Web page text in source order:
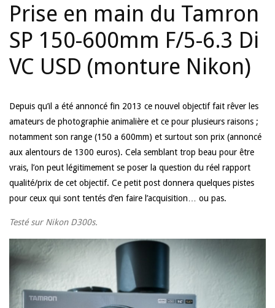
Prise en main du Tamron
SP 150-600mm F/5-6.3 Di
VC USD (monture Nikon)
Depuis qu’il a été annoncé fin 2013 ce nouvel objectif fait rêver les
amateurs de photographie animalière et ce pour plusieurs raisons ;
notamment son range (150 a 600mm) et surtout son prix (annoncé
aux alentours de 1300 euros). Cela semblant trop beau pour être
vrais, l’on peut légitimement se poser la question du réel rapport
qualité/prix de cet objectif. Ce petit post donnera quelques pistes
pour ceux qui sont tentés d’en faire l’acquisition… ou pas.
Testé sur Nikon D300s.